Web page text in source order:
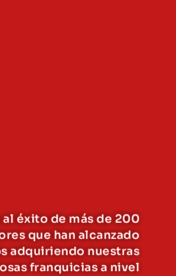
al éxito de más de 200
que han alcanzado
adquiriendo nuestras
franquicias a nivel